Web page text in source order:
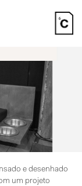
e desenhado
um projeto